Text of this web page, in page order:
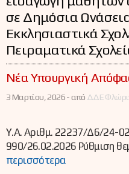
σε Δημόσια
Εκκλησιαστικά
Πειραματικά
Νέα Υπουργική
3 Μαρτίου, 2026 -από ΔΔΕ
Y.A. Αριθμ. 22237/Δ6/24-
990/26.02.2026 Ρύθμιση
περισσότερα